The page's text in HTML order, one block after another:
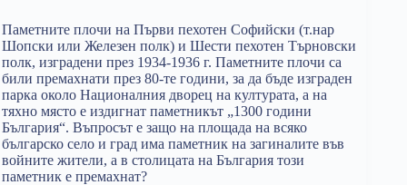
Паметните плочи на Първи пехотен Софийски (т.нар
Шопски или Железен полк) и Шести пехотен Търновски
полк, изградени през 1934-1936 г. Паметните плочи са
били премахнати през 80-те години, за да бъде изграден
парка около Националния дворец на културата, а на
тяхно място е издигнат паметникът „1300 години
България“. Въпросът е защо на площада на всяко
българско село и град има паметник на загиналите във
войните жители, а в столицата на България този
паметник е премахнат?